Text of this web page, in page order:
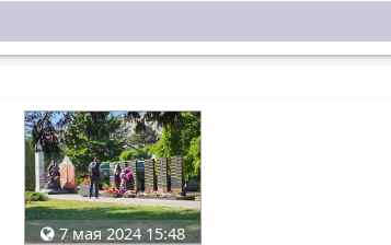
7 мая 2024 15:48